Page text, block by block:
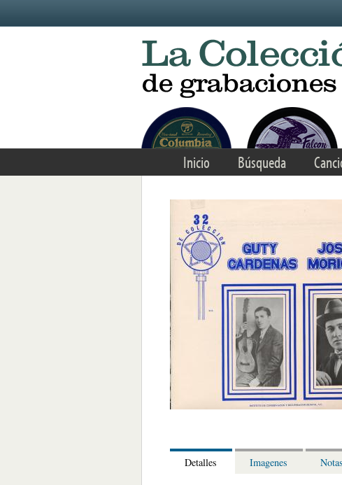
Inicio Búsqueda
Detalles Imagenes Notas